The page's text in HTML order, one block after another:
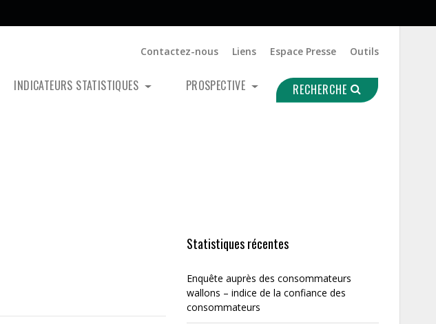
Contactez-nous Liens Espace Presse Outils
INDICATEURS STATISTIQUES PROSPECTIVE RECHERCHE
Statistiques récentes
Enquête auprès des consommateurs
wallons – indice de la confiance des
consommateurs